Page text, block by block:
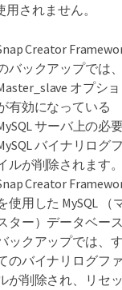
されません。
Creator
バックアップでは、
オプシ
有効になっている
サーバ上の必
バイナリログ
ルが削除されます。
Creator
使用した MySQL （
ター）データベー
ックアップでは、
のバイナリログフ
が削除され、リセ